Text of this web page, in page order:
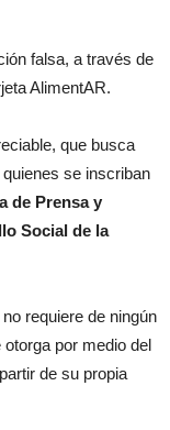
falsa, a través de
AlimentAR.
que busca
se inscriban
de Prensa y
Social de la
requiere de ningún
por medio del
de su propia